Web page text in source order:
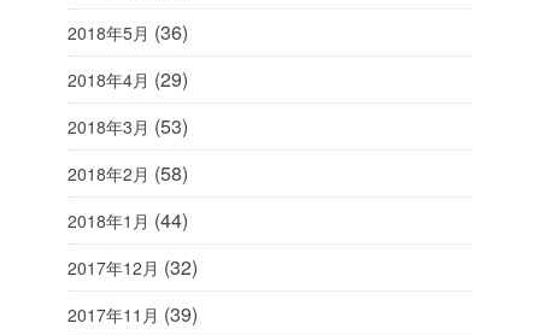
2018年5月 (36)
2018年4月 (29)
2018年3月 (53)
2018年2月 (58)
2018年1月 (44)
2017年12月 (32)
2017年11月 (39)